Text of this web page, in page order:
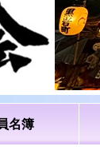
名簿